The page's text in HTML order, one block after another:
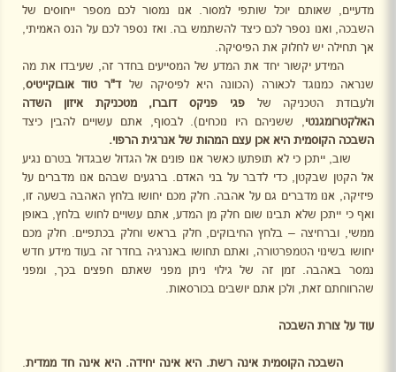
מדעיים, שאותם יוכל שותפי למסור. אנו נמסור לכם מספר ייחוסים של
השבכה, ואנו נספר לכם כיצד להשתמש בה. ואז נספר לכם על הנס האמיתי,
אך תחילה יש לחלוק את הפיסיקה.
המידע יקשור יחד את המדע של המסייעים בחדר זה, שעיבדו את מה
שנראה כמנוגד לכאורה (הכוונה היא לפיסיקה שלד"ר טוד אובוקייטיס
ולעבודת הטכניקה שלפגי פניקס דוברו, מטכניקת איזון השדה
האלקטרומגנטי , ששניהם היו נוכחים). לבסוף, אתם עשויים להבין כיצד
השבכה הקוסמית היא אכן עצם המהות של אנרגית הרפוי.
שוב, ייתכן כי לא תופתעו כאשר אנו פונים אל הגדול שבגדול בטרם נגיע
אל הקטן שבקטן, כדי לדבר על בני האדם. ברגעים שבהם אנו מדברים על
פיזיקה, אנו מדברים גם על אהבה. חלק מכם יחושו בלחץ האהבה בשעה זו,
ואף כי ייתכן שלא תבינו שום חלק מן המדע, אתם עשויים לחוש בלחץ, באופן
ממשי, וברחיצה – בלחץ החיבוקים, חלק בראש וחלק בכתפיים. חלק מכם
יחושו בשינוי הטמפרטורה, ואתם תחושו באנרגיה בחדר זה בעוד מידע חדש
נמסר באהבה. זמן זה של גילוי ניתן מפני שאתם חפצים בכך, ומפני
שהרווחתם זאת, ולכן אתם יושבים בכורסאות.
עוד על צורת השבכה
השבכה הקוסמית אינה רשת. היא אינה יחידה. היא אינה חד ממדית